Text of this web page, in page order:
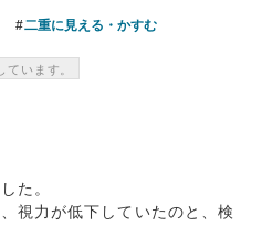
二重に見える・かすむ
ています。
た。
視力が低下していたのと、検